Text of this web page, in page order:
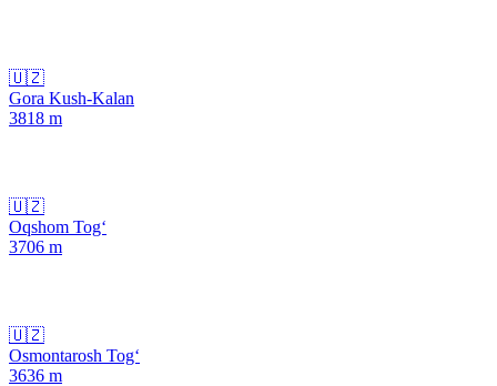
🇺🇿
Gora Kush-Kalan
3818 m
🇺🇿
Oqshom Tog‘
3706 m
🇺🇿
Osmontarosh Tog‘
3636 m